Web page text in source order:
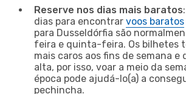
Reserve nos dias mais baratos
dias para encontrar voos baratos
para Dusseldórfia são
feira e quinta-feira. Os bilhetes
mais caros aos fins de semana e
alta, por isso, voar a meio da
época pode ajudá-lo(a) a
pechincha.